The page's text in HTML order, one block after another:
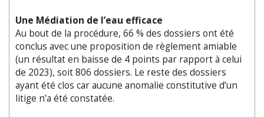
Une Médiation de l’eau efficace
Au bout de la procédure, 66 % des dossiers ont été
conclus avec une proposition de règlement amiable
(un résultat en baisse de 4 points par rapport à celui
de 2023), soit 806 dossiers. Le reste des dossiers
ayant été clos car aucune anomalie constitutive d’un
litige n’a été constatée.